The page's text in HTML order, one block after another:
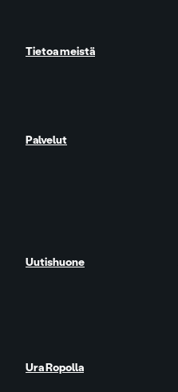
Tietoa meistä
Palvelut
Uutishuone
Ura Ropolla